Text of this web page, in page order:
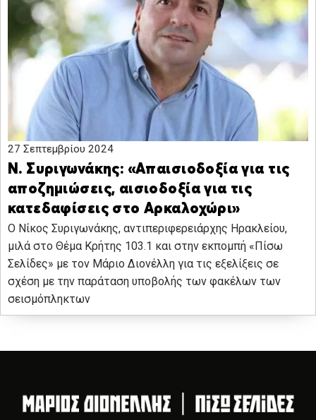
27 Σεπτεμβρίου 2024
Ν. Συριγωνάκης: «Απαισιοδοξία για τις
αποζημιώσεις, αισιοδοξία για τις
κατεδαφίσεις στο Αρκαλοχώρι»
O Νίκος Συριγωνάκης, αντιπεριφερειάρχης Ηρακλείου,
μιλά στο Θέμα Κρήτης 103.1 και στην εκπομπή «Πίσω
Σελίδες» με τον Μάριο Διονέλλη για τις εξελίξεις σε
σχέση με την παράταση υποβολής των φακέλων των
σεισμόπληκτων